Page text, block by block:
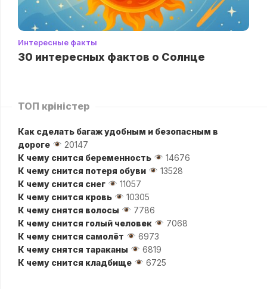
Интересные факты
30 интересных фактов о Солнце
ТОП көріністер
Как сделать багаж удобным и безопасным в
дороге
20147
К чему снится беременность
14676
К чему снится потеря обуви
13528
К чему снится снег
11057
К чему снится кровь
10305
К чему снятся волосы
7786
К чему снится голый человек
7068
К чему снится самолёт
6973
К чему снятся тараканы
6819
К чему снится кладбище
6725